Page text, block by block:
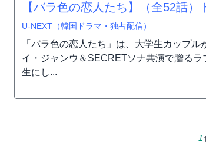
【バラ色の恋人たち】（全52話）
U-NEXT（韓国ドラマ・独占配信）
「バラ色の恋人たち」は、大学生カップ
イ・ジャンウ＆SECRETソナ共演で贈る
生にし...
1